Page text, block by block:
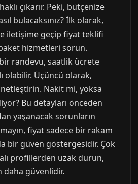
çıkarır. Peki, bütçenize
bulacaksınız? İlk olarak,
iletişime geçip fiyat teklifi
hizmetleri sorun.
randevu, saatlik ücrete
olabilir. Üçüncü olarak,
Nakit mi, yoksa
Bu detayları önceden
yaşanacak sorunların
fiyat sadece bir rakam
bir güven göstergesidir. Çok
profillerden uzak durun,
daha güvenlidir.